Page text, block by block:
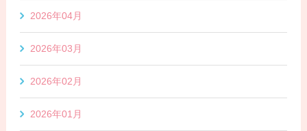
2026年04月
2026年03月
2026年02月
2026年01月